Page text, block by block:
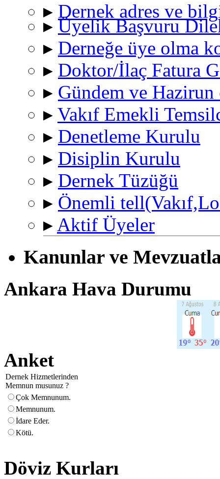
▸ Dernek adres ve
▸ Üyelik Başvuru
▸ Derneğe üye olma
▸ Doktor/İlaç Fatura
▸ Gündem ve
▸ Vakıf Emekli
▸ Denetleme Kurulu
▸ Disiplin Kurulu
▸ Dernek Tüzüğü
▸ Önemli
▸ Aktif Üyeler
Kanunlar ve
Ankara Hava Durumu
Anket
Dernek Hizmetlerinden
Memnun musunuz ?
Çok Memnunum.
Memnunum.
İdare Eder.
Kötü.
Döviz Kurları